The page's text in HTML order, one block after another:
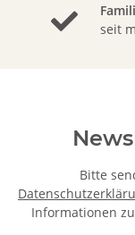
seit
Bitte
Informationen